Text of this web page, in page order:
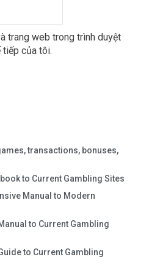
trang web trong trình duyệt
tiếp của tôi.
transactions, bonuses,
to Current Gambling Sites
Manual to Modern
to Current Gambling
to Current Gambling